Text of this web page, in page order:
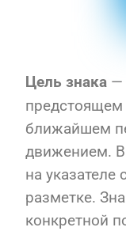
Цель знака —
ближайшем
движением.
на указателе
разметке.
конкретной